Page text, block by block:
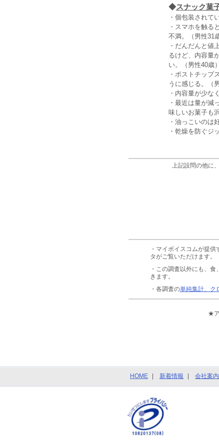
◆スナック菓
・個包装されて
・スマホを触る
不満。（男性31歳
・だんだんと値
るけど、内容量
い。（男性40歳）
・ポストチップ
うに感じる。（
・内容量が少な
・最近は量が減
味しいお菓子も
・油っこいのは
・乾燥を防ぐジ
上記設問の他に
・マイボイスコムが提供
タがご覧いただけます。
・この調査以外にも、
きます。
・各調査の単純集計、ク
★ア
HOME 新着情報 会社案内